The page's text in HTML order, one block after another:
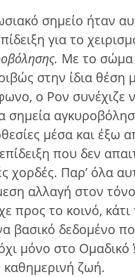
σηµείο ήταν
για το
Με το σώµα
στην ίδια θέση
ο Ρον συνέχιζε
σηµεία
µέσα και έξω
που δεν
χορδές. Παρ’ όλα
αλλαγή στον
προς το κοινό,
βασικό δεδοµένο
µόνο στο Οµαδικό
καθηµερινή ζωή.